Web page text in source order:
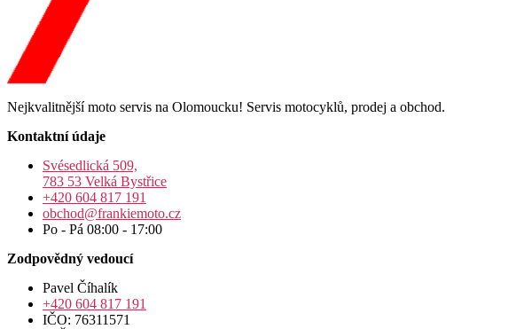
Nejkvalitnější moto servis na Olomoucku! Servis motocyklů, prodej a obchod.
Kontaktní údaje
Svésedlická 509,
783 53 Velká Bystřice
+420 604 817 191
obchod@frankiemoto.cz
Po - Pá 08:00 - 17:00
Zodpovědný vedoucí
Pavel Číhalík
+420 604 817 191
IČO: 76311571